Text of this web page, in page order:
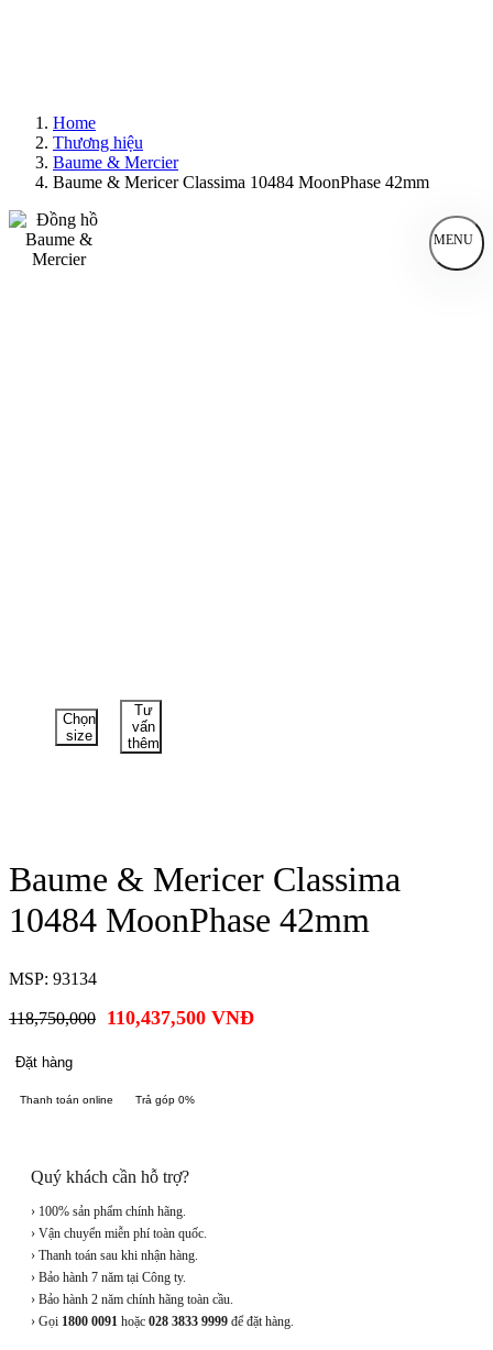
Home
Thương hiệu
Baume & Mercier
Baume & Mericer Classima 10484 MoonPhase 42mm
MENU
Chọn
size
Tư
vấn
thêm
Baume & Mericer Classima
10484 MoonPhase 42mm
MSP: 93134
118,750,000 110,437,500 VNĐ
Đặt hàng
Thanh toán online Trả góp 0%
Quý khách cần hỗ trợ?
› 100% sản phẩm chính hãng.
› Vận chuyển miễn phí toàn quốc.
› Thanh toán sau khi nhận hàng.
› Bảo hành 7 năm tại Công ty.
› Bảo hành 2 năm chính hãng toàn cầu.
› Gọi 1800 0091 hoặc 028 3833 9999 để đặt hàng.